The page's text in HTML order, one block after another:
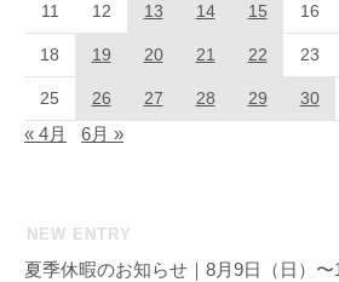
11 12 13 14 15 16
18 19 20 21 22 23
25 26 27 28 29 30
« 4月
6月 »
NEW ENTRY
夏季休暇のお知らせ｜8月9日（日）〜